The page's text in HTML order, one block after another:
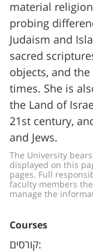
material
probing
Judaism and
sacred
objects, and
times. She is
the Land of
21st century,
and Jews.
The University
displayed on this
pages. Full
faculty members
manage the
Courses
קורסים: